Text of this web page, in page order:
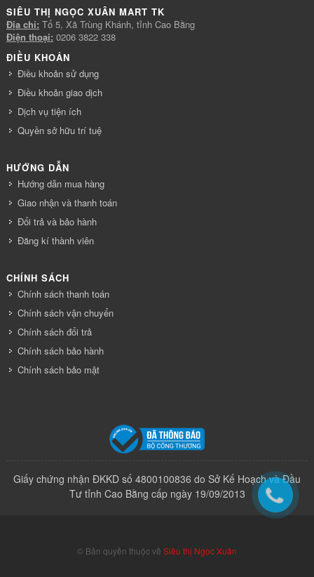
SIÊU THỊ NGỌC XUÂN MART TK
Địa chỉ: Tổ 5, Xã Trùng Khánh, tỉnh Cao Bằng
Điện thoại: 0206 3822 338
ĐIỀU KHOẢN
Điều khoản sử dụng
Điều khoản giao dịch
Dịch vụ tiện ích
Quyền sở hữu trí tuệ
HƯỚNG DẪN
Hướng dẫn mua hàng
Giao nhận và thanh toán
Đổi trả và bảo hành
Đăng kí thành viên
CHÍNH SÁCH
Chính sách thanh toán
Chính sách vận chuyển
Chính sách đổi trả
Chính sách bảo hành
Chính sách bảo mật
Giấy chứng nhận ĐKKD số 4800100836 do Sở Kế Hoạch và Đầu
Tư tỉnh Cao Bằng cấp ngày 19/09/2013
© Bản quyền thuộc về Siêu thị Ngọc Xuân